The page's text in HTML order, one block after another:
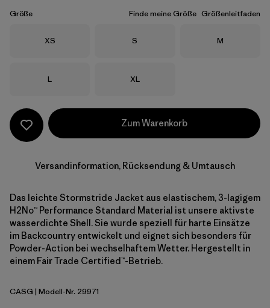
Größe Finde meine Größe Größenleitfaden
Größe
XS Größe
S Größe
M
Größe
L Größe
XL
Zum Warenkorb
Versandinformation, Rücksendung & Umtausch
Das leichte Stormstride Jacket aus elastischem, 3-lagigem
H2No™ Performance Standard Material ist unsere aktivste
wasserdichte Shell. Sie wurde speziell für harte Einsätze
im Backcountry entwickelt und eignet sich besonders für
Powder-Action bei wechselhaftem Wetter. Hergestellt in
einem Fair Trade Certified™-Betrieb.
Cascade Green
CASG | Modell-Nr. 29971